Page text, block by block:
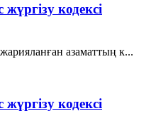
кодексі
азаматтың к...
кодексі